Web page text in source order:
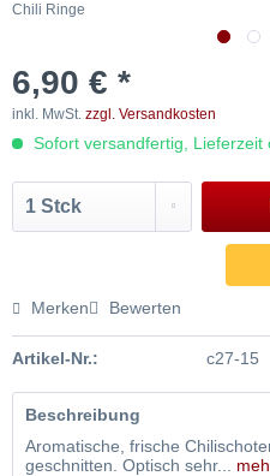
Chili Ringe
6,90 € *
inkl. MwSt. zzgl. Versandkosten
Sofort versandfertig, Lieferzeit
Merken Bewerten
Artikel-Nr.: c27-15
Beschreibung
Aromatische, frische
geschnitten. Optisch sehr...